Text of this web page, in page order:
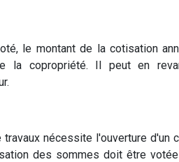
le montant de la cotisation
la copropriété. Il peut en
nécessite l'ouverture d'un
des sommes doit être